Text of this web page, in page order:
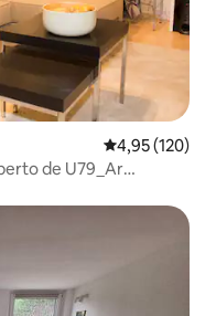
4,95 de uma
4,95 (120)
de U79_Ar